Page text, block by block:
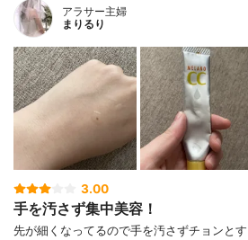
アラサー主婦
まりるり
3.00
手を汚さず集中美容！
先が細くなってるので手を汚さずチョンと